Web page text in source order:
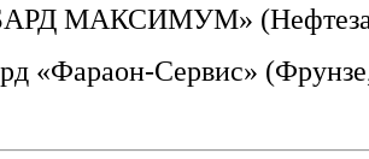
МАКСИМУМ»
«Фараон-Сервис»